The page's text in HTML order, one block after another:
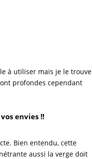
à utiliser mais je le trouve
profondes cependant
envies !!
Bien entendu, cette
aussi la verge doit